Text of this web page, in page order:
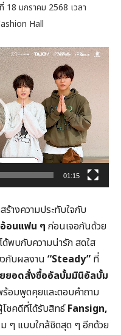
18 มกราคม 2568 เวลา
Hall
01:15
ร้างความประทับใจกับ
อนแฟน ๆ ก่อนเจอกันด้วย
ด้พบกับความน่ารัก สดใส
กับผลงาน “Steady” ที่
ยอดสั่งซื้ออัลบั้มมินิอัลบั้ม
อมพูดคุยและตอบคำถาม
ชคดีที่ได้รับสิทธ์Fansign,
ๆ แบบใกล้ชิดสุด ๆ อีกด้วย